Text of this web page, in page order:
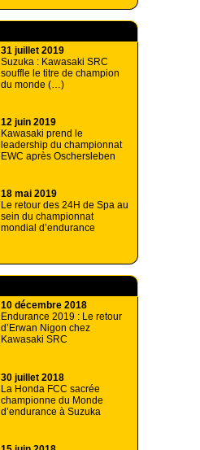
31 juillet 2019
Suzuka : Kawasaki SRC
souffle le titre de champion
du monde (…)
12 juin 2019
Kawasaki prend le
leadership du championnat
EWC après Oschersleben
18 mai 2019
Le retour des 24H de Spa au
sein du championnat
mondial d’endurance
10 décembre 2018
Endurance 2019 : Le retour
d’Erwan Nigon chez
Kawasaki SRC
30 juillet 2018
La Honda FCC sacrée
championne du Monde
d’endurance à Suzuka